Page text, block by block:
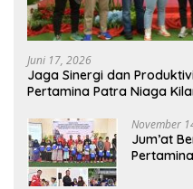
Juni 17, 2026
Jaga Sinergi dan
Pertamina Patra Niaga
November
Jum’at